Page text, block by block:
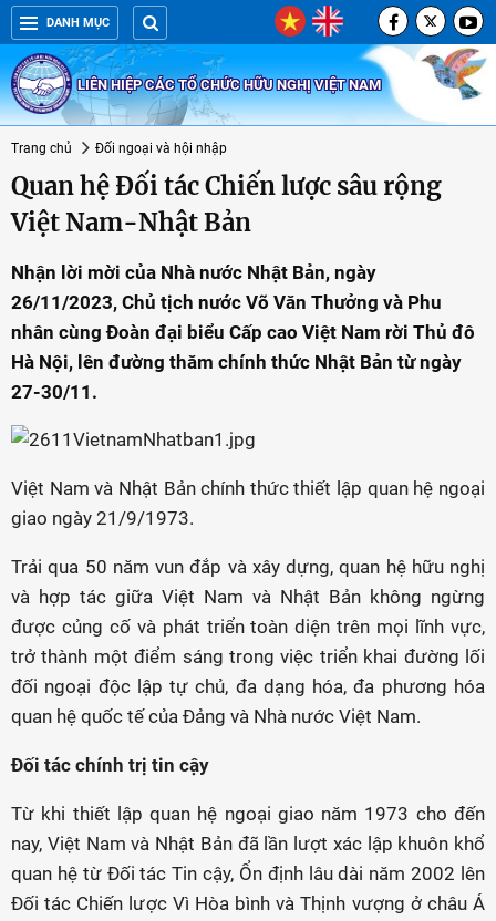
DANH MỤC
LIÊN HIỆP CÁC TỔ CHỨC HỮU NGHỊ VIỆT NAM
Trang chủ Đối ngoại và hội nhập
Quan hệ Đối tác Chiến lược sâu rộng
Việt Nam-Nhật Bản
Nhận lời mời của Nhà nước Nhật Bản, ngày
26/11/2023, Chủ tịch nước Võ Văn Thưởng và Phu
nhân cùng Đoàn đại biểu Cấp cao Việt Nam rời Thủ đô
Hà Nội, lên đường thăm chính thức Nhật Bản từ ngày
27-30/11.
Việt Nam và Nhật Bản chính thức thiết lập quan hệ ngoại
giao ngày 21/9/1973.
Trải qua 50 năm vun đắp và xây dựng, quan hệ hữu nghị
và hợp tác giữa Việt Nam và Nhật Bản không ngừng
được củng cố và phát triển toàn diện trên mọi lĩnh vực,
trở thành một điểm sáng trong việc triển khai đường lối
đối ngoại độc lập tự chủ, đa dạng hóa, đa phương hóa
quan hệ quốc tế của Đảng và Nhà nước Việt Nam.
Đối tác chính trị tin cậy
Từ khi thiết lập quan hệ ngoại giao năm 1973 cho đến
nay, Việt Nam và Nhật Bản đã lần lượt xác lập khuôn khổ
quan hệ từ Đối tác Tin cậy, Ổn định lâu dài năm 2002 lên
Đối tác Chiến lược Vì Hòa bình và Thịnh vượng ở châu Á